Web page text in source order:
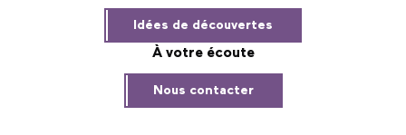
Idées de découvertes
À votre écoute
Nous contacter